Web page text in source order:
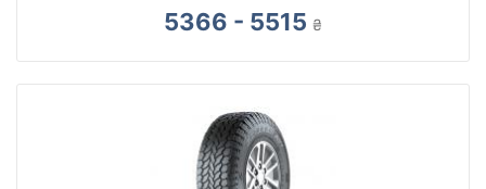
5366 - 5515 ₴